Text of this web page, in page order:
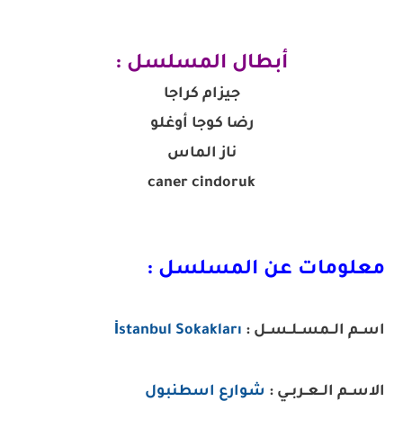
أبطال المسلسل :
جيزام كراجا
رضا كوجا أوغلو
ناز الماس
caner cindoruk
معلومات عن المسلسل :
اســم الــمســلــســل : İstanbul Sokakları
الاســم الــعــربــي : شوارع اسطنبول